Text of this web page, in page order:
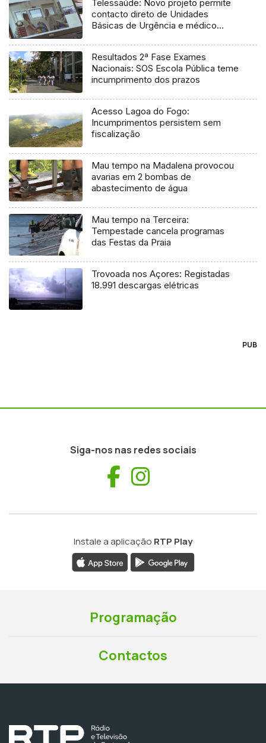
Telessaúde: Novo projeto permite
contacto direto de Unidades
Básicas de Urgência e médico
Resultados 2ª Fase Exames
Nacionais: SOS Escola Pública teme
incumprimento dos prazos
Acesso Lagoa do Fogo:
Incumprimentos persistem sem
fiscalização
Mau tempo na Madalena provocou
avarias em 2 bombas de
abastecimento de água
Mau tempo na Terceira:
Tempestade cancela programas
das Festas da Praia
Trovoada nos Açores: Registadas
18.991 descargas elétricas
PUB
Siga-nos nas redes sociais
Facebook
Instale a aplicação RTP Play
Programação
Contactos